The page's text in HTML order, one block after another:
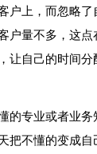
户上，而忽略了
户量不多，这
让自己的时间
的专业或者业
把不懂的变成自